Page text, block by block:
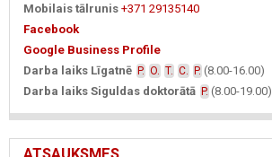
Mobilais tālrunis +371 29135140
Facebook
Google Business Profile
Darba laiks Līgatnē P. O. T. C. P. (8.00-16.00)
Darba laiks Siguldas doktorātā P. (8.00-19.00)